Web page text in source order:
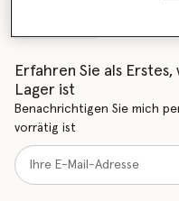
Erfahren Sie als
Lager ist
Benachrichtigen Sie mich
vorrätig ist